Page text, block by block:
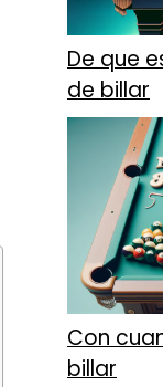
De que
de billar
Con
billar